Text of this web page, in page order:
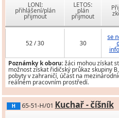
LONI:
přihlášení/plán
přijmout
LETOS:
plán
přijmout
52 / 30 30
se
Poznámky k oboru:žáci mohou získat
možnost získat řidičský průkaz skupiny
pobyty v zahraničí, účast na
reálném pracovním prostředí.
H 65-51-H/01 Kuchař - číšník